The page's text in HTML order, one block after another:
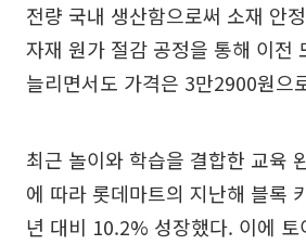
전량 국내 생산함으로써 소재 안
자재 원가 절감 공정을 통해 이전
늘리면서도 가격은 3만2900원으
최근 놀이와 학습을 결합한 교육
에 따라 롯데마트의 지난해 블록
년 대비 10.2% 성장했다. 이에 토